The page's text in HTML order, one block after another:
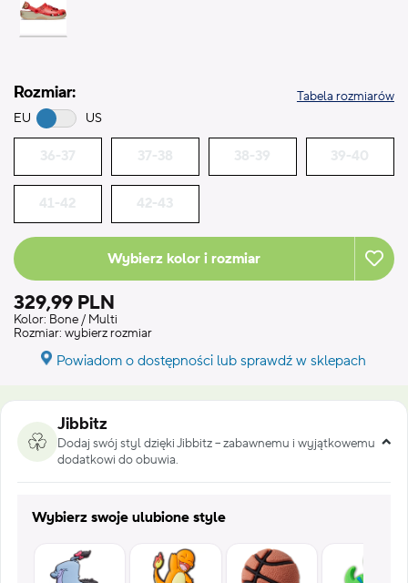
Rozmiar:
EU US
Tabela rozmiarów
36-37 37-38 38-39 39-40
41-42 42-43
Wybierz kolor i rozmiar
329,99 PLN
Kolor: Bone / Multi
Rozmiar: wybierz rozmiar
Powiadom o dostępności lub sprawdź w sklepach
Jibbitz
Dodaj swój styl dzięki Jibbitz – zabawnemu i wyjątkowemu
dodatkowi do obuwia.
Wybierz swoje ulubione style